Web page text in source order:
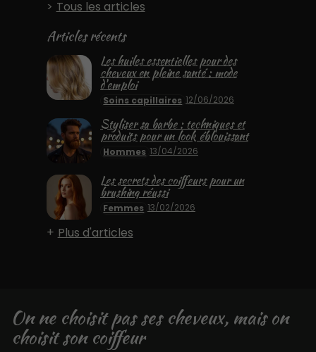
Tous les articles
Articles récents
Soins capillaires 12/06/2026
Les huiles essentielles pour des
cheveux en pleine santé : mode
d'emploi
Hommes 13/04/2026
Styliser sa barbe : techniques et
produits pour un look éblouissant
Femmes 13/02/2026
Les secrets des coiffeurs pour un
brushing réussi
Plus d'articles
On ne choisit pas ses cheveux, mais on
choisit son coiffeur